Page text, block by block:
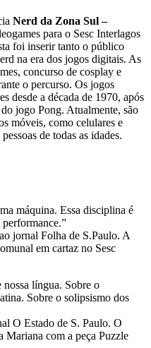
Nerd da Zona Sul –
para o Sesc Interlagos
foi inserir tanto o público
na era dos jogos digitais. As
concurso de cosplay e
o percurso. Os jogos
desde a década de 1970, após
jogo Pong. Atualmente, são
móveis, como celulares e
de todas as idades.
máquina. Essa disciplina é
performance.”
jornal Folha de S.Paulo. A
em cartaz no Sesc
nossa língua. Sobre o
Sobre o solipsismo dos
O Estado de S. Paulo. O
Mariana com a peça Puzzle